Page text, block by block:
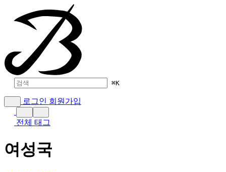
⌘K
로그인 회원가입
전체 태그
여성국